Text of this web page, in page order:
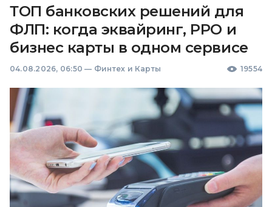
ТОП банковских решений для
ФЛП: когда эквайринг, РРО и
бизнес карты в одном сервисе
04.08.2026, 06:50 — Финтех и Карты 19554